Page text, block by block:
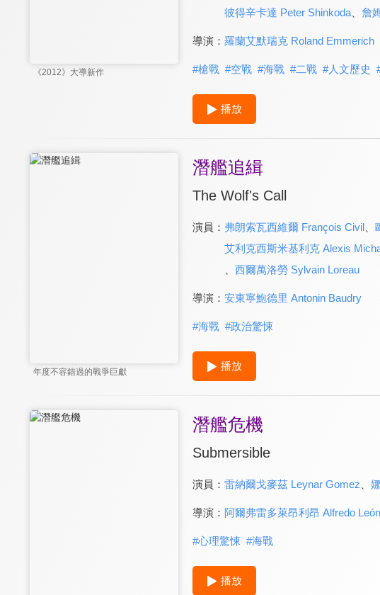
《2012》大導新作
彼得辛卡達 Peter Shinkoda、 詹
導演： 羅蘭艾默瑞克 Roland Emmerich
#槍戰 #空戰 #海戰 #二戰 #人文歷史
播放
年度不容錯過的戰爭巨獻
潛艦追緝
The Wolf's Call
演員： 弗朗索瓦西維爾 François Civil、
艾利克西斯米基利克 Alexis
西爾萬洛勞 Sylvain Loreau
導演： 安東寧鮑德里 Antonin Baudry
#海戰 #政治驚悚
播放
潛艦危機
Submersible
演員： 雷納爾戈麥茲 Leynar Gomez
導演： 阿爾弗雷多萊昂利昂 Alfredo
#心理驚悚 #海戰
播放